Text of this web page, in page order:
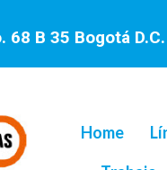
68 B 35 Bogotá D.C.
Home